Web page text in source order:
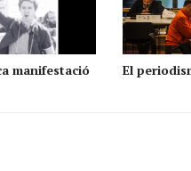
manifestació El